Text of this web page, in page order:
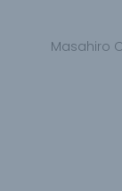
Masahiro